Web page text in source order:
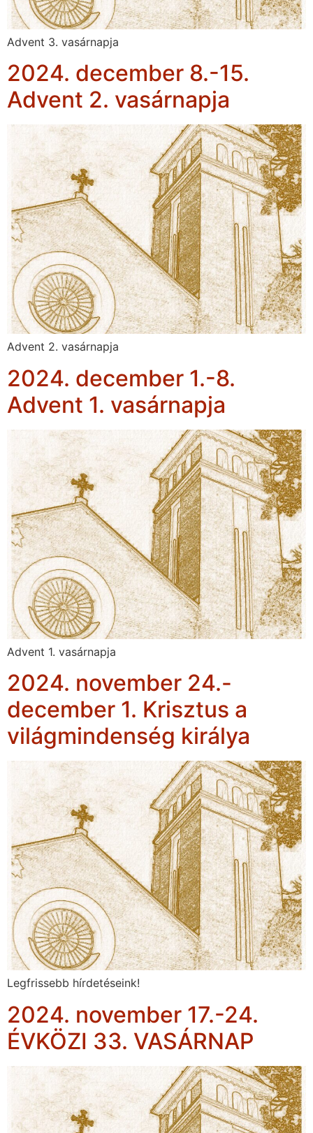
Advent 3. vasárnapja
2024. december 8.-15.
Advent 2. vasárnapja
Advent 2. vasárnapja
2024. december 1.-8.
Advent 1. vasárnapja
Advent 1. vasárnapja
2024. november 24.-
december 1. Krisztus a
világmindenség királya
Legfrissebb hírdetéseink!
2024. november 17.-24.
ÉVKÖZI 33. VASÁRNAP